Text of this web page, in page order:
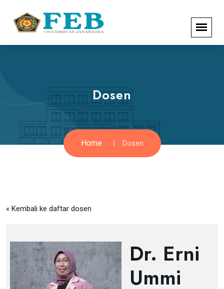
Dosen
Home Dosen
« Kembali ke daftar dosen
Dr. Erni
Ummi